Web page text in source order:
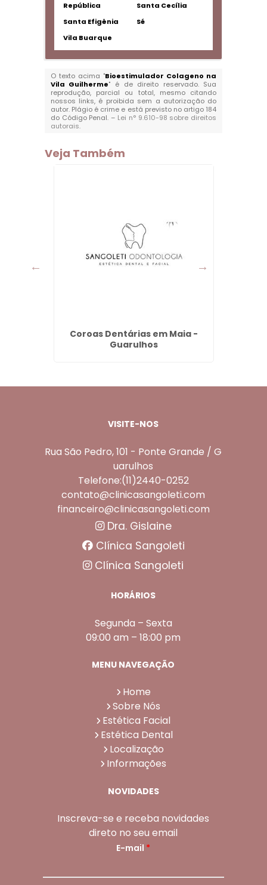
República
Santa Cecília
Santa Efigênia
Sé
Vila Buarque
O texto acima "Bioestimulador Colageno na
Vila Guilherme" é de direito reservado. Sua
reprodução, parcial ou total, mesmo citando
nossos links, é proibida sem a autorização do
autor. Plágio é crime e está previsto no artigo 184
do Código Penal. – Lei n° 9.610-98 sobre direitos
autorais.
Veja Também
Coroas Dentárias em Maia -
Guarulhos
VISITE-NOS
Rua São Pedro, 101 - Ponte Grande / G
uarulhos
Telefone:(11)2440-0252
contato@clinicasangoleti.com
financeiro@clinicasangoleti.com
Dra. Gislaine
Clínica Sangoleti
Clínica Sangoleti
HORÁRIOS
Segunda – Sexta
09:00 am – 18:00 pm
MENU NAVEGAÇÃO
Home
Sobre Nós
Estética Facial
Estética Dental
Localização
Informações
NOVIDADES
Inscreva-se e receba novidades
direto no seu email
E-mail *